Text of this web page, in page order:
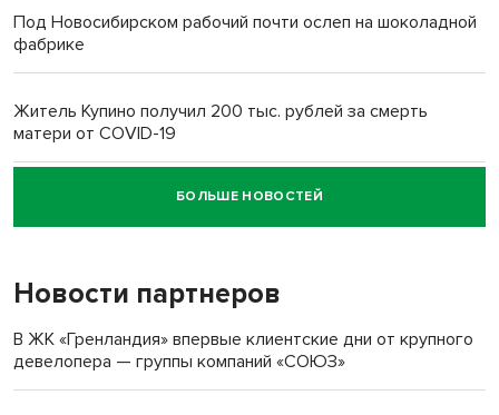
Под Новосибирском рабочий почти ослеп на шоколадной
фабрике
Житель Купино получил 200 тыс. рублей за смерть
матери от COVID-19
Новосибирский суд наказал водителя за смерть
пенсионерки на вокзале
«Мы живём на пастбище!»: в новосибирском селе лошади
терроризируют жителей
Инвалид получил условный срок за избиение врачей
БОЛЬШЕ НОВОСТЕЙ
Новости партнеров
В ЖК «Гренландия» впервые клиентские дни от крупного
девелопера — группы компаний «СОЮЗ»